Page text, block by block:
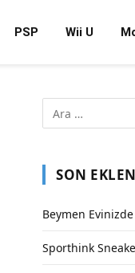
PSP Wii U
SON
Beymen
Sporthink